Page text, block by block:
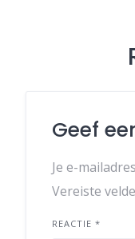
Geef
Je e-
Vereiste
REACTIE *